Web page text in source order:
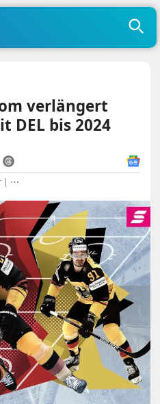
verlängert
DEL bis 2024
| ⋯